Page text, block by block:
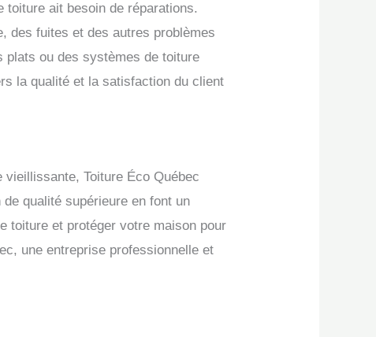
toiture ait besoin de réparations.
des fuites et des autres problèmes
plats ou des systèmes de toiture
la qualité et la satisfaction du client
vieillissante, Toiture Éco Québec
qualité supérieure en font un
toiture et protéger votre maison pour
une entreprise professionnelle et